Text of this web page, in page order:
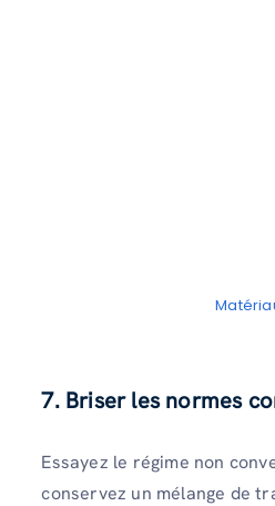
7. Briser les normes
Essayez le régime non
conservez un mélange de